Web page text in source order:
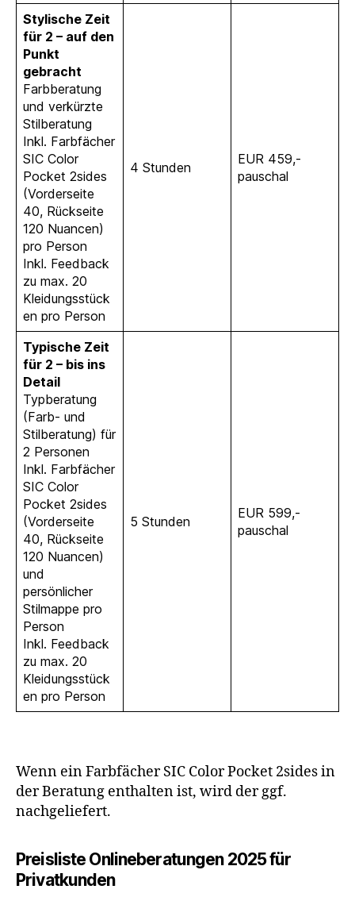
Stylische Zeit
für 2 – auf den
Punkt
gebracht
Farbberatung
und verkürzte
Stilberatung
Inkl. Farbfächer
SIC Color
Pocket 2sides
(Vorderseite
40, Rückseite
120 Nuancen)
pro Person
Inkl. Feedback
zu max. 20
Kleidungsstück
en pro Person
4 Stunden
EUR 459,-
pauschal
Typische Zeit
für 2 – bis ins
Detail
Typberatung
(Farb- und
Stilberatung) für
2 Personen
Inkl. Farbfächer
SIC Color
Pocket 2sides
(Vorderseite
40, Rückseite
120 Nuancen)
und
persönlicher
Stilmappe pro
Person
Inkl. Feedback
zu max. 20
Kleidungsstück
en pro Person
5 Stunden
EUR 599,-
pauschal
Wenn ein Farbfächer SIC Color Pocket 2sides in
der Beratung enthalten ist, wird der ggf.
nachgeliefert.
Preisliste Onlineberatungen 2025 für
Privatkunden